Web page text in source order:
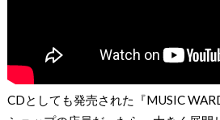
CDとしても発売された『MUSIC